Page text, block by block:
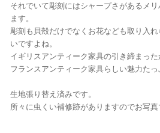
それでいて彫刻にはシャープさがあるメ
ます。
彫刻も貝殻だけでなくお花なども取り入
いですよね。
イギリスアンティーク家具の引き締まった
フランスアンティーク家具らしい魅力たっ
生地張り替え済みです。
所々に虫くい補修跡がありますのでお写真